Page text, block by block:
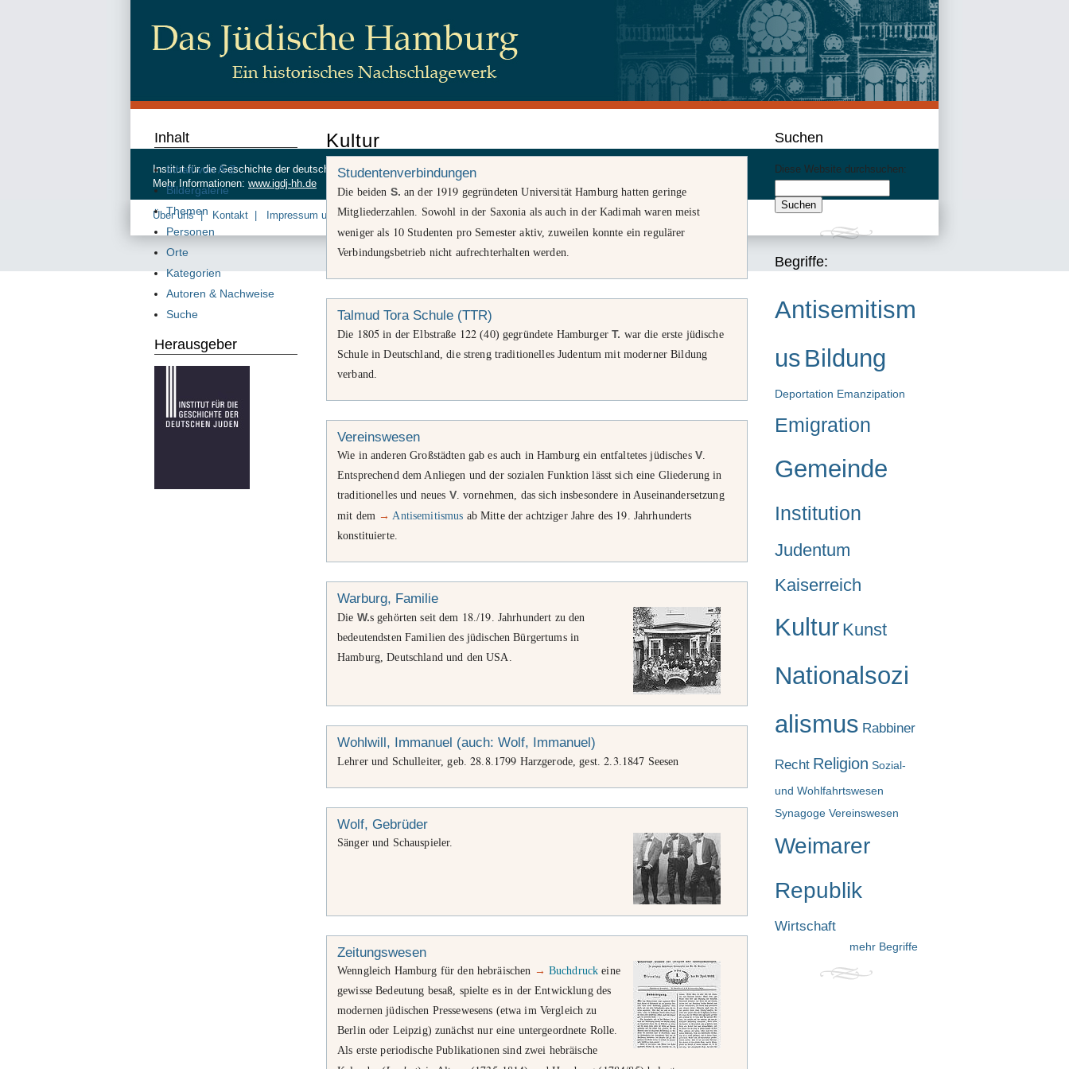
Kultur
Studentenverbindungen
Die beiden S. an der 1919 gegründeten Universität Hamburg hatten geringe
Mitgliederzahlen. Sowohl in der Saxonia als auch in der Kadimah waren meist
weniger als 10 Studenten pro Semester aktiv, zuweilen konnte ein regulärer
Verbindungsbetrieb nicht aufrechterhalten werden.
Talmud Tora Schule (TTR)
Die 1805 in der Elbstraße 122 (40) gegründete HamburgerT. war die erste jüdische
Schule in Deutschland, die streng traditionelles Judentum mit moderner Bildung
verband.
Vereinswesen
Wie in anderen Großstädten gab es auch in Hamburg ein entfaltetes jüdisches V
Entsprechend dem Anliegen und der sozialen Funktion lässt sich eine Gliederung in
traditionelles und neues V. vornehmen, das sich insbesondere in Auseinandersetzung
mit dem → Antisemitismus ab Mitte der achtziger Jahre des 19 . Jahrhunderts
konstituierte.
Warburg, Familie
Die W.s gehörten seit dem 18 ./19 . Jahrhundert zu den
bedeutendsten Familien des jüdischen Bürgertums in
Hamburg, Deutschland und den USA.
Wohlwill, Immanuel (auch: Wolf, Immanuel)
Lehrer und Schulleiter, geb.28 8. 1799 Harzgerode, gest.2 3. 1847 Seesen
Wolf, Gebrüder
Sänger und Schauspieler.
Zeitungswesen
Wenngleich Hamburg für den hebräischen → Buchdruck eine
gewisse Bedeutung besaß, spielte es in der Entwicklung des
modernen jüdischen Pressewesens (etwa im Vergleich zu
Berlin oder Leipzig) zunächst nur eine untergeordnete Rolle.
Als erste periodische Publikationen sind zwei hebräische
Inhalt
Inhalt von A-Z
Bildergalerie
Themen
Personen
Orte
Kategorien
Autoren & Nachweise
Suche
Herausgeber
Suchen
Diese Website durchsuchen:
Begriffe:
Antisemitism
us Bildung
Deportation Emanzipation
Emigration
Gemeinde
Institution
Judentum
Kaiserreich
Kultur Kunst
Nationalsozi
alismus Rabbiner
Recht Religion Sozial-
und Wohlfahrtswesen
Synagoge Vereinswesen
Weimarer
Republik
Wirtschaft
mehr Begriffe
Institut für die Geschichte der deutschen Juden, Beim Schlump 83, 20144 Hamburg
Mehr Informationen: www.igdj-hh.de
Über uns Kontakt Impressum und Datenschutz